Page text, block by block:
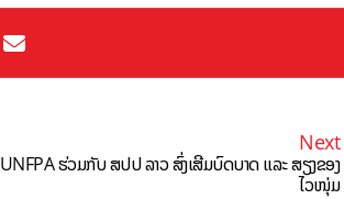
Next
UNFPA ຮ່ວມກັບ ສປປ ລາວ ສົ່ງເສີມບົດບາດ ແລະ ສຽງຂອງ
ໄວໜຸ່ມ